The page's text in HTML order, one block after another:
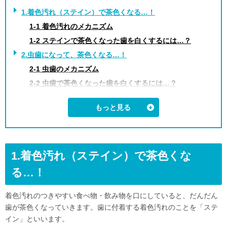
1.着色汚れ（ステイン）で茶色くなる…！
1-1 着色汚れのメカニズム
1-2 ステインで茶色くなった歯を白くするには…？
2.虫歯になって、茶色くなる…！
2-1 虫歯のメカニズム
2-2 虫歯で茶色くなった歯を白くするには…？
3.歯の神経が死んで、茶色くなる…！
3-1 死んだ歯が変色するメカニズム
3-2 死んで茶色くなった歯を白くするには…？
4-1 詰め物・かぶせ物の変色メカニズム
4-2 詰め物・かぶせ物を白くするには…？
5-1 抗生物質が歯を変色させるメカニズム
5-2 テトラサイクリン歯を白くするには…
6.まとめ
1.着色汚れ（ステイン）で茶色くな
る…！
着色汚れのつきやすい食べ物・飲み物を口にしていると、だんだん
歯が茶色くなっていきます。歯に付着する着色汚れのことを「ステ
イン」といいます。